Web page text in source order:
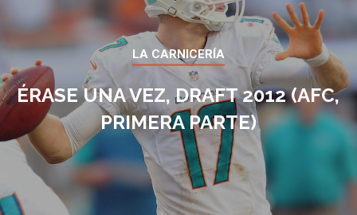
LA CARNICERÍA
ÉRASE UNA VEZ, DRAFT 2012 (AFC,
PRIMERA PARTE)